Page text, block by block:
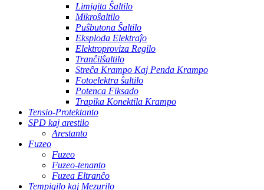
Limigita Ŝaltilo
Mikroŝaltilo
Puŝbutona Ŝaltilo
Eksploda Elektraĵo
Elektroproviza Regilo
Tranĉilŝaltilo
Streĉa Krampo Kaj Penda Krampo
Fotoelektra ŝaltilo
Potenca Fiksado
Trapika Konektila Krampo
Tensio-Protektanto
SPD kaj arestilo
Arestanto
Fuzeo
Fuzeo
Fuzeo-tenanto
Fuzea Eltranĉo
Tempigilo kaj Mezurilo